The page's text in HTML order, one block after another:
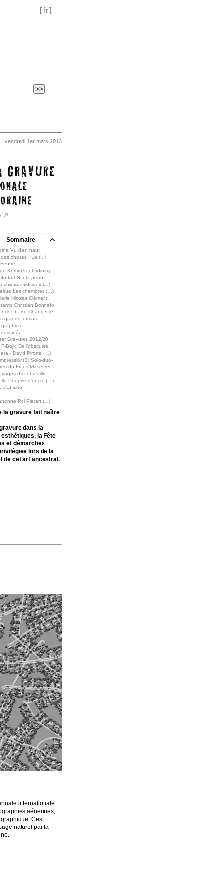
[fr]
vendredi 1er mars 2013
Sommaire
Vu d’en haut
des choses : La (…)
Kemmeter Ordinary
Sur la peau
aux éditions (…)
Les chambres (…)
Nicolas Clément
Christian Bonnefo
Pb=Au Changer le
grands formats
graphics
dessinée
Gravures 2012/20
Bojic De l’obscurité
- David Pirotte (…)
Solo-duo-
du Frans Masereel
d’ici et d’aille
Poupée d’encre (…)
s’affiche
Pol Pierart (…)
la gravure fait naître
dans la
la Fête
et démarches
lors de la
de cet art ancestral.
internationale
aériennes,
graphique. Ces
naturel par la